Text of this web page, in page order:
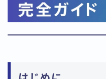
有料記事の決済完了ページ
運営者情報